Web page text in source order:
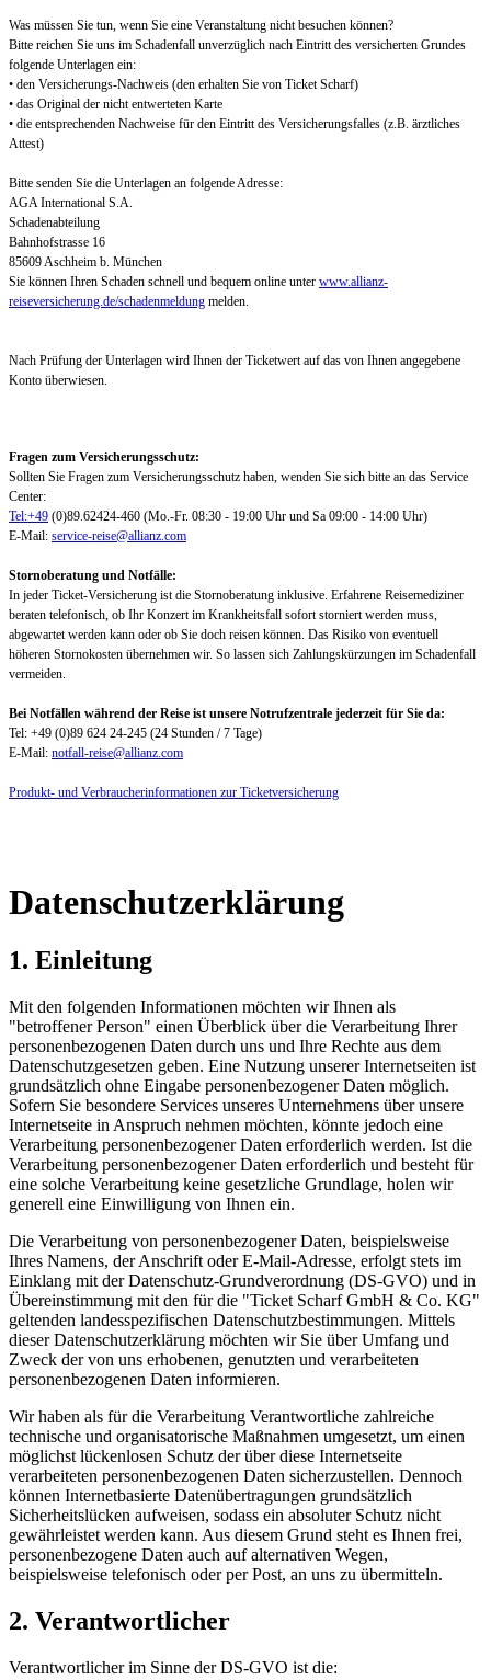
Was müssen Sie tun, wenn Sie eine Veranstaltung nicht besuchen können?
Bitte reichen Sie uns im Schadenfall unverzüglich nach Eintritt des versicherten Grundes
folgende Unterlagen ein:
• den Versicherungs-Nachweis (den erhalten Sie von Ticket Scharf)
• das Original der nicht entwerteten Karte
• die entsprechenden Nachweise für den Eintritt des Versicherungsfalles (z.B. ärztliches
Attest)
Bitte senden Sie die Unterlagen an folgende Adresse:
AGA International S.A.
Schadenabteilung
Bahnhofstrasse 16
85609 Aschheim b. München
Sie können Ihren Schaden schnell und bequem online unter www.allianz-
reiseversicherung.de/schadenmeldung melden.
Nach Prüfung der Unterlagen wird Ihnen der Ticketwert auf das von Ihnen angegebene
Konto überwiesen.
Fragen zum Versicherungsschutz:
Sollten Sie Fragen zum Versicherungsschutz haben, wenden Sie sich bitte an das Service
Center:
Tel:+49 (0)89.62424-460 (Mo.-Fr. 08:30 - 19:00 Uhr und Sa 09:00 - 14:00 Uhr)
E-Mail: service-reise@allianz.com
Stornoberatung und Notfälle:
In jeder Ticket-Versicherung ist die Stornoberatung inklusive. Erfahrene Reisemediziner
beraten telefonisch, ob Ihr Konzert im Krankheitsfall sofort storniert werden muss,
abgewartet werden kann oder ob Sie doch reisen können. Das Risiko von eventuell
höheren Stornokosten übernehmen wir. So lassen sich Zahlungskürzungen im Schadenfall
vermeiden.
Bei Notfällen während der Reise ist unsere Notrufzentrale jederzeit für Sie da:
Tel: +49 (0)89 624 24-245 (24 Stunden / 7 Tage)
E-Mail: notfall-reise@allianz.com
Produkt- und Verbraucherinformationen zur Ticketversicherung
Datenschutzerklärung
1. Einleitung
Mit den folgenden Informationen möchten wir Ihnen als
"betroffener Person" einen Überblick über die Verarbeitung Ihrer
personenbezogenen Daten durch uns und Ihre Rechte aus dem
Datenschutzgesetzen geben. Eine Nutzung unserer Internetseiten ist
grundsätzlich ohne Eingabe personenbezogener Daten möglich.
Sofern Sie besondere Services unseres Unternehmens über unsere
Internetseite in Anspruch nehmen möchten, könnte jedoch eine
Verarbeitung personenbezogener Daten erforderlich werden. Ist die
Verarbeitung personenbezogener Daten erforderlich und besteht für
eine solche Verarbeitung keine gesetzliche Grundlage, holen wir
generell eine Einwilligung von Ihnen ein.
Die Verarbeitung von personenbezogener Daten, beispielsweise
Ihres Namens, der Anschrift oder E-Mail-Adresse, erfolgt stets im
Einklang mit der Datenschutz-Grundverordnung (DS-GVO) und in
Übereinstimmung mit den für die "Ticket Scharf GmbH & Co. KG"
geltenden landesspezifischen Datenschutzbestimmungen. Mittels
dieser Datenschutzerklärung möchten wir Sie über Umfang und
Zweck der von uns erhobenen, genutzten und verarbeiteten
personenbezogenen Daten informieren.
Wir haben als für die Verarbeitung Verantwortliche zahlreiche
technische und organisatorische Maßnahmen umgesetzt, um einen
möglichst lückenlosen Schutz der über diese Internetseite
verarbeiteten personenbezogenen Daten sicherzustellen. Dennoch
können Internetbasierte Datenübertragungen grundsätzlich
Sicherheitslücken aufweisen, sodass ein absoluter Schutz nicht
gewährleistet werden kann. Aus diesem Grund steht es Ihnen frei,
personenbezogene Daten auch auf alternativen Wegen,
beispielsweise telefonisch oder per Post, an uns zu übermitteln.
2. Verantwortlicher
Verantwortlicher im Sinne der DS-GVO ist die: